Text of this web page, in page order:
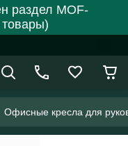
раздел MOF-
Офисные кресла для